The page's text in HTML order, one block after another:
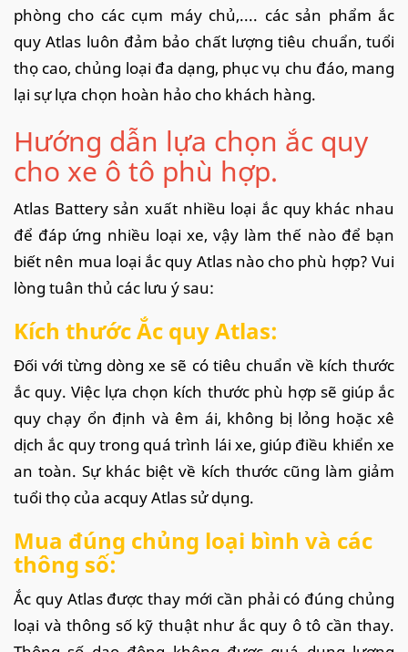
phòng cho các cụm máy chủ,.... các sản phẩm ắc
quy Atlas luôn đảm bảo chất lượng tiêu chuẩn, tuổi
thọ cao, chủng loại đa dạng, phục vụ chu đáo, mang
lại sự lựa chọn hoàn hảo cho khách hàng.
Hướng dẫn lựa chọn ắc quy
cho xe ô tô phù hợp.
Atlas Battery sản xuất nhiều loại ắc quy khác nhau
để đáp ứng nhiều loại xe, vậy làm thế nào để bạn
biết nên mua loại ắc quy Atlas nào cho phù hợp? Vui
lòng tuân thủ các lưu ý sau:
Kích thước Ắc quy Atlas:
Đối với từng dòng xe sẽ có tiêu chuẩn về kích thước
ắc quy. Việc lựa chọn kích thước phù hợp sẽ giúp ắc
quy chạy ổn định và êm ái, không bị lỏng hoặc xê
dịch ắc quy trong quá trình lái xe, giúp điều khiển xe
an toàn. Sự khác biệt về kích thước cũng làm giảm
tuổi thọ của acquy Atlas sử dụng.
Mua đúng chủng loại bình và các
thông số:
Ắc quy Atlas được thay mới cần phải có đúng chủng
loại và thông số kỹ thuật như ắc quy ô tô cần thay.